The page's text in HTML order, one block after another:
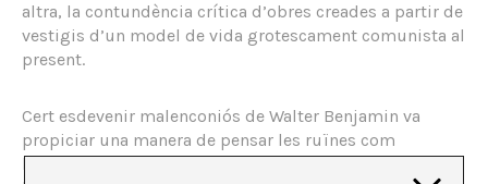
altra, la contundència crítica d’obres creades a partir de
vestigis d’un model de vida grotescament comunista al
present.
Cert esdevenir malenconiós de Walter Benjamin va
propiciar una manera de pensar les ruïnes com
buidament, proper a la catàstrofe que el pas de la